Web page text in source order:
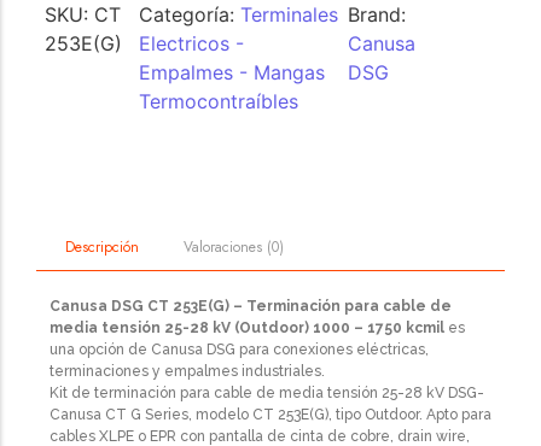
SKU: CT
253E(G)
Categoría: Terminales
Electricos -
Empalmes - Mangas
Termocontraíbles
Brand:
Canusa
DSG
Descripción Valoraciones (0)
Canusa DSG CT 253E(G) – Terminación para cable de
media tensión 25-28 kV (Outdoor) 1000 – 1750 kcmil es
una opción de Canusa DSG para conexiones eléctricas,
terminaciones y empalmes industriales.
Kit de terminación para cable de media tensión 25-28 kV DSG-
Canusa CT G Series, modelo CT 253E(G), tipo Outdoor. Apto para
cables XLPE o EPR con pantalla de cinta de cobre, drain wire,